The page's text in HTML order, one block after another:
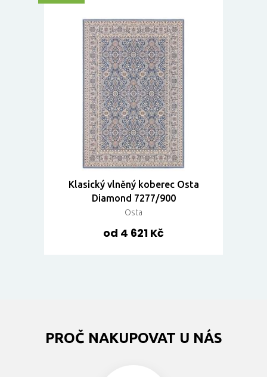
Klasický vlněný koberec Osta
Diamond 7277/900
Osta
od 4 621 Kč
PROČ NAKUPOVAT U NÁS